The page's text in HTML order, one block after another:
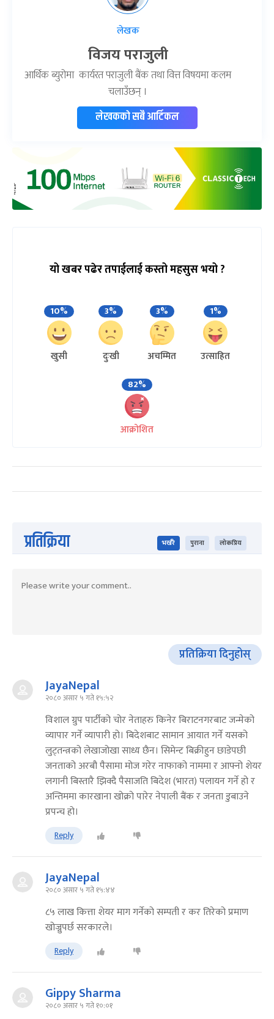
लेखक
विजय पराजुली
आर्थिक ब्युरोमा कार्यरत पराजुली बैंक तथा वित्त विषयमा कलम
चलाउँछन् ।
लेखकको सबै आर्टिकल
यो खबर पढेर तपाईलाई कस्तो महसुस भयो ?
10%
खुसी
3%
दुःखी
3%
अचम्मित
1%
उत्साहित
82%
आक्रोशित
प्रतिक्रिया भर्खरै पुराना लोकप्रिय
प्रतिक्रिया दिनुहोस्
JayaNepal
२०८० असार ५ गते १५:५२
विशाल ग्रुप पार्टीको चोर नेताहरु किनेर बिराटनगरबाट जन्मेको
व्यापार गर्ने व्यापारी हो। बिदेशबाट सामान आयात गर्ने यसको
लुट्तन्त्रको लेखाजोखा साध्य छैन। सिमेन्ट बिक्रीहुन छाडेपछी
जनताको अरबौ पैसामा मोज गरेर नाफाको नाममा र आफ्नो शेयर
लगानी बिस्तारै झिक्दै पैसाजति बिदेश (भारत) पलायन गर्ने हो र
अन्तिममा कारखाना खोक्रो पारेर नेपाली बैंक र जनता डुबाउने
प्रपन्च हो।
Reply
JayaNepal
२०८० असार ५ गते १५:४४
८५ लाख कित्ता शेयर माग गर्नेको सम्पती र कर तिरेको प्रमाण
खोज्नुपर्छ सरकारले।
Reply
Gippy Sharma
२०८० असार ५ गते १०:०१